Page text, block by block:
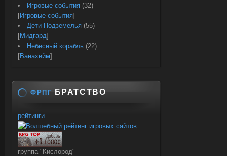
Игровые события (32)
[Игровые события]
Дети Подземелья (55)
[Мидгард]
Небесный корабль (22)
[Ванахейм]
ФРПГ БРАТСТВО
рейтинги
группа "Кислород"